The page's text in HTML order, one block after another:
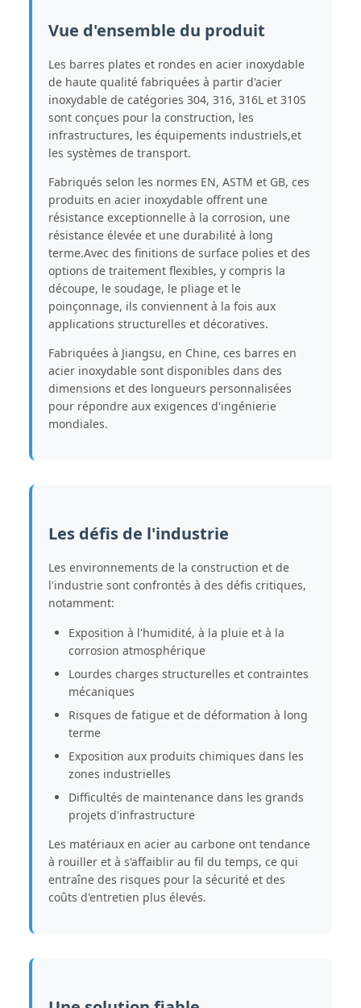
Vue d'ensemble du produit
Les barres plates et rondes en acier inoxydable
de haute qualité fabriquées à partir d'acier
inoxydable de catégories 304, 316, 316L et 310S
sont conçues pour la construction, les
infrastructures, les équipements industriels,et
les systèmes de transport.
Fabriqués selon les normes EN, ASTM et GB, ces
produits en acier inoxydable offrent une
résistance exceptionnelle à la corrosion, une
résistance élevée et une durabilité à long
terme.Avec des finitions de surface polies et des
options de traitement flexibles, y compris la
découpe, le soudage, le pliage et le
poinçonnage, ils conviennent à la fois aux
applications structurelles et décoratives.
Fabriquées à Jiangsu, en Chine, ces barres en
acier inoxydable sont disponibles dans des
dimensions et des longueurs personnalisées
pour répondre aux exigences d'ingénierie
mondiales.
Les défis de l'industrie
Les environnements de la construction et de
l'industrie sont confrontés à des défis critiques,
notamment:
Exposition à l'humidité, à la pluie et à la
corrosion atmosphérique
Lourdes charges structurelles et contraintes
mécaniques
Risques de fatigue et de déformation à long
terme
Exposition aux produits chimiques dans les
zones industrielles
Difficultés de maintenance dans les grands
projets d'infrastructure
Les matériaux en acier au carbone ont tendance
à rouiller et à s'affaiblir au fil du temps, ce qui
entraîne des risques pour la sécurité et des
coûts d'entretien plus élevés.